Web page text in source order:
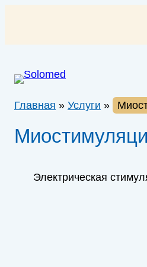
Главная » Услуги »
Электрическая